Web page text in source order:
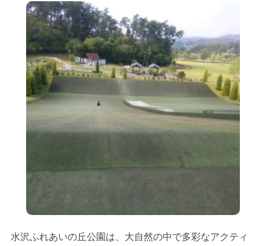
水沢ふれあいの丘公園は、大自然の中で多彩なアクティ